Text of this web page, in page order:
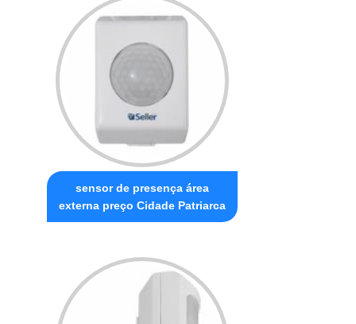
sensor de presença área
externa preço Cidade Patriarca